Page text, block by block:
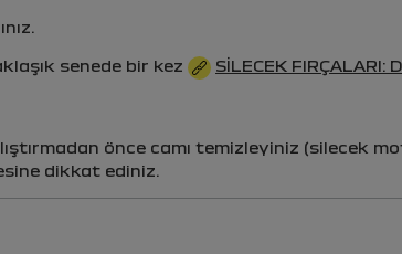
senede bir kez SILECEK FIRÇALARI:
önce camı temizleyiniz (silecek
dikkat ediniz.